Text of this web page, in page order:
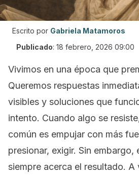
Escrito por Gabriela Matamoros
Publicado: 18 febrero, 2026 09:00
Vivimos en una época que
Queremos respuestas
visibles y soluciones que
intento. Cuando algo se
común es empujar con más
presionar, exigir. Sin embargo,
siempre acerca el resultado. A